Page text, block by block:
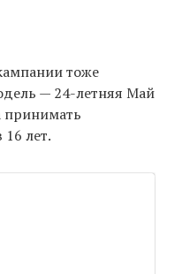
тоже
— 24-летняя Май
лет.